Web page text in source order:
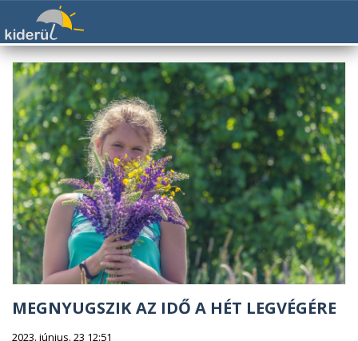
MEGNYUGSZIK AZ IDŐ A HÉT LEGVÉGÉRE
2023. június. 23 12:51